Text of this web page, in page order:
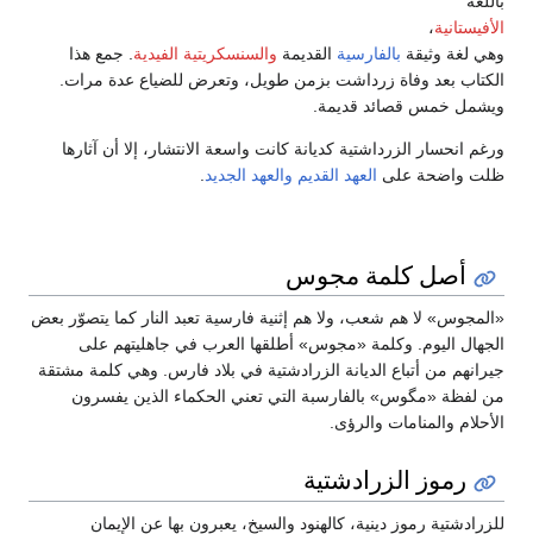
الأفيستانية،
وهي لغة وثيقة بالفارسية القديمة والسنسكريتية الفيدية . جمع هذا
الكتاب بعد وفاة زرداشت بزمن طويل، وتعرض للضياع عدة مرات.
ويشمل خمس قصائد قديمة.
ورغم انحسار الزرداشتية كديانة كانت واسعة الانتشار، إلا أن آثارها
ظلت واضحة على العهد القديم والعهد الجديد
أصل كلمة مجوس
«المجوس» لا هم شعب، ولا هم إثنية فارسية تعبد النار كما يتصوّر بعض
الجهال اليوم. وكلمة «مجوس» أطلقها العرب في جاهليتهم على
جيرانهم من أتباع الديانة الزرادشتية في بلاد فارس. وهي كلمة مشتقة
من لفظة «مگوس» بالفارسبة التي تعني الحكماء الذين یفسرون
الأحلام والمنامات والرؤى.
رموز الزرادشتية
للزرادشتية رموز دينية، كالهنود والسيخ، يعبرون بها عن الإيمان